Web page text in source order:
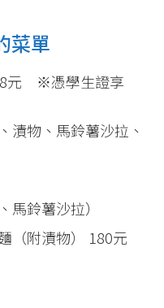
菜單
元 ※憑學生證享
漬物、馬鈴薯沙拉、
馬鈴薯沙拉）
（附漬物） 180元